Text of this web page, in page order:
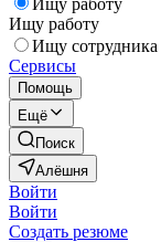
Ищу работу
Ищу работу
Ищу сотрудника
Сервисы
Помощь
Ещё
Поиск
Алёшня
Войти
Войти
Создать резюме